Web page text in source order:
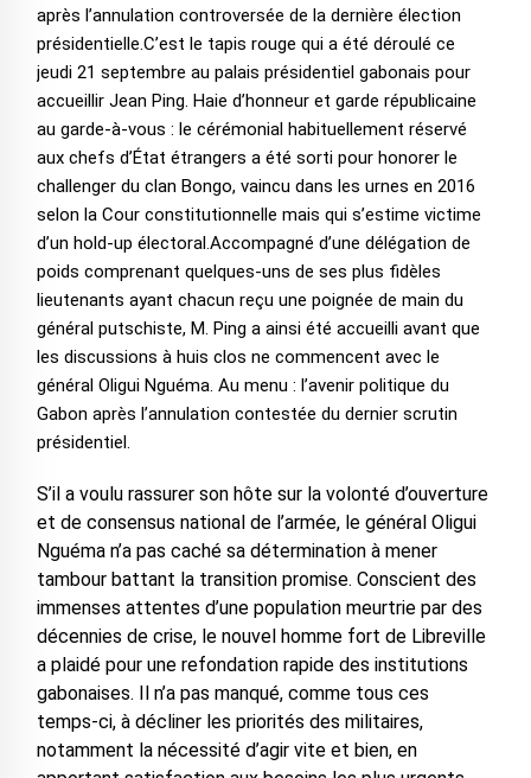
après l’annulation controversée de la dernière élection
présidentielle.C’est le tapis rouge qui a été déroulé ce
jeudi 21 septembre au palais présidentiel gabonais pour
accueillir Jean Ping. Haie d’honneur et garde républicaine
au garde-à-vous : le cérémonial habituellement réservé
aux chefs d’État étrangers a été sorti pour honorer le
challenger du clan Bongo, vaincu dans les urnes en 2016
selon la Cour constitutionnelle mais qui s’estime victime
d’un hold-up électoral.Accompagné d’une délégation de
poids comprenant quelques-uns de ses plus fidèles
lieutenants ayant chacun reçu une poignée de main du
général putschiste, M. Ping a ainsi été accueilli avant que
les discussions à huis clos ne commencent avec le
général Oligui Nguéma. Au menu : l’avenir politique du
Gabon après l’annulation contestée du dernier scrutin
présidentiel.
S’il a voulu rassurer son hôte sur la volonté d’ouverture
et de consensus national de l’armée, le général Oligui
Nguéma n’a pas caché sa détermination à mener
tambour battant la transition promise. Conscient des
immenses attentes d’une population meurtrie par des
décennies de crise, le nouvel homme fort de Libreville
a plaidé pour une refondation rapide des institutions
gabonaises. Il n’a pas manqué, comme tous ces
temps-ci, à décliner les priorités des militaires,
notamment la nécessité d’agir vite et bien, en